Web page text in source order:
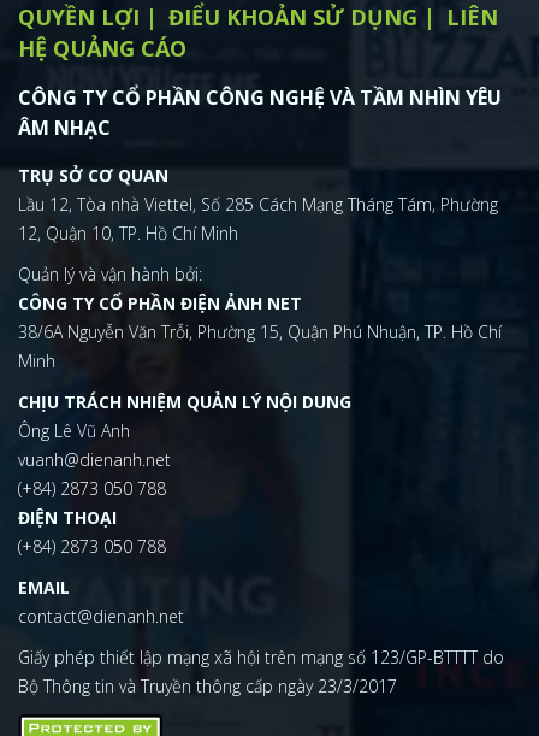
QUYỀN LỢI ĐIỂU KHOẢN SỬ DỤNG
LIÊN
HỆ QUẢNG CÁO
CÔNG TY CỔ PHẦN CÔNG NGHỆ VÀ TẦM NHÌN YÊU
ÂM NHẠC
TRỤ SỞ CƠ QUAN
Lầu 12, Tòa nhà Viettel, Số 285 Cách Mạng Tháng Tám, Phường
12, Quận 10, TP. Hồ Chí Minh
Quản lý và vận hành bởi:
CÔNG TY CỔ PHẦN ĐIỆN ẢNH NET
38/6A Nguyễn Văn Trỗi, Phường 15, Quận Phú Nhuận, TP. Hồ Chí
Minh
CHỊU TRÁCH NHIỆM QUẢN LÝ NỘI DUNG
Ông Lê Vũ Anh
vuanh@dienanh.net
(+84) 2873 050 788
ĐIỆN THOẠI
(+84) 2873 050 788
EMAIL
contact@dienanh.net
Giấy phép thiết lập mạng xã hội trên mạng số 123/GP-BTTTT do
Bộ Thông tin và Truyền thông cấp ngày 23/3/2017